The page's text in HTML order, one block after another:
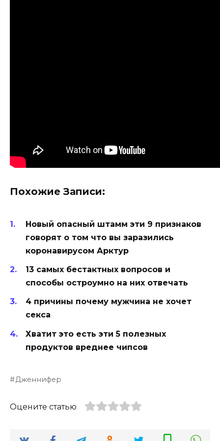
Похожие Записи:
Новый опасный штамм эти 9 признаков
говорят о том что вы заразились
коронавирусом Арктур
13 самых бестактных вопросов и
способы остроумно на них отвечать
4 причины почему мужчина не хочет
секса
Хватит это есть эти 5 полезных
продуктов вреднее чипсов
Дженнифер
Оцените статью